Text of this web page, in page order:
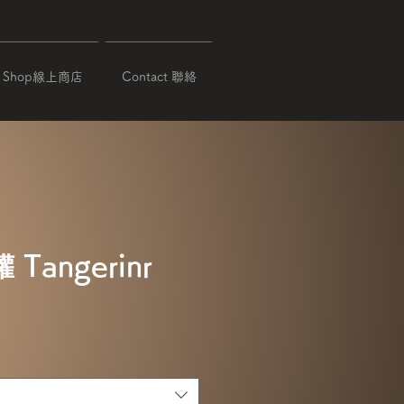
Shop線上商店 Contact 聯絡
Tangerinr